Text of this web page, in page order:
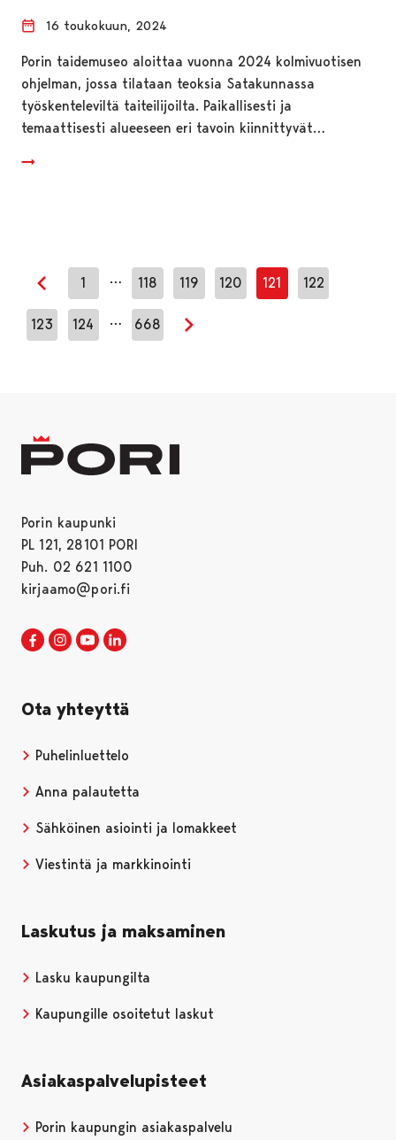
16 toukokuun, 2024
Porin taidemuseo aloittaa vuonna 2024 kolmivuotisen
ohjelman, jossa tilataan teoksia Satakunnassa
työskenteleviltä taiteilijoilta. Paikallisesti ja
temaattisesti alueeseen eri tavoin kiinnittyvät…
Edellinen sivu
1 … 118 119 120 121 122
123 124 … 668
Seuraava sivu
Porin kaupunki
PL 121, 28101 PORI
Puh. 02 621 1100
kirjaamo@pori.fi
Porin kaupunki Facebookissa
Avautuu uudessa välilehdessä
Porin kaupunki Instagramissa
Avautuu uudessa välilehdessä
Porin kaupunki Youtubessa
Avautuu uudessa välilehdessä
Ota yhteyttä
Puhelinluettelo
Anna palautetta
Sähköinen asiointi ja lomakkeet
Viestintä ja markkinointi
Laskutus ja maksaminen
Lasku kaupungilta
Kaupungille osoitetut laskut
Asiakaspalvelupisteet
Porin kaupungin asiakaspalvelu